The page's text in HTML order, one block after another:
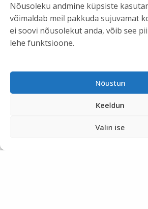
Nõusoleku andmine küpsiste
võimaldab meil pakkuda sujuvamat
ei soovi nõusolekut anda, võib see
lehe funktsioone.
Nõustun
Keeldun
Valin ise